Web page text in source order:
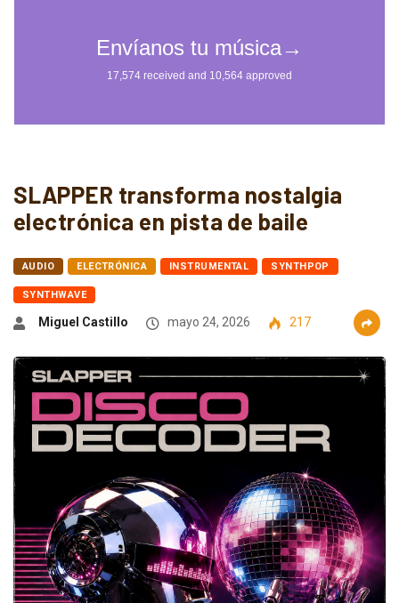
SLAPPER transforma nostalgia
electrónica en pista de baile
AUDIO ELECTRÓNICA INSTRUMENTAL SYNTHPOP
SYNTHWAVE
Miguel Castillo mayo 24, 2026 217